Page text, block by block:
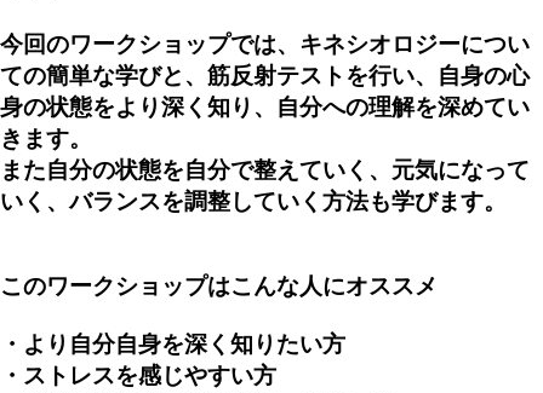
今回のワークショップでは、キネシオロジーについ
ての簡単な学びと、筋反射テストを行い、自身の心
身の状態をより深く知り、自分への理解を深めてい
きます。
また自分の状態を自分で整えていく、元気になって
いく、バランスを調整していく方法も学びます。
このワークショップはこんな人にオススメ
・より自分自身を深く知りたい方
・ ストレスを感じやすい方